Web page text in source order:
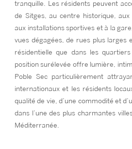
tranquille. Les résidents peuvent
de Sitges, au centre historique, aux
aux installations sportives et à la
vues dégagées, de rues plus larges
résidentielle que dans les
position surélevée offre lumière,
Poble Sec particulièrement
internationaux et les résidents
qualité de vie, d’une commodité et
dans l’une des plus charmantes
Méditerranée.